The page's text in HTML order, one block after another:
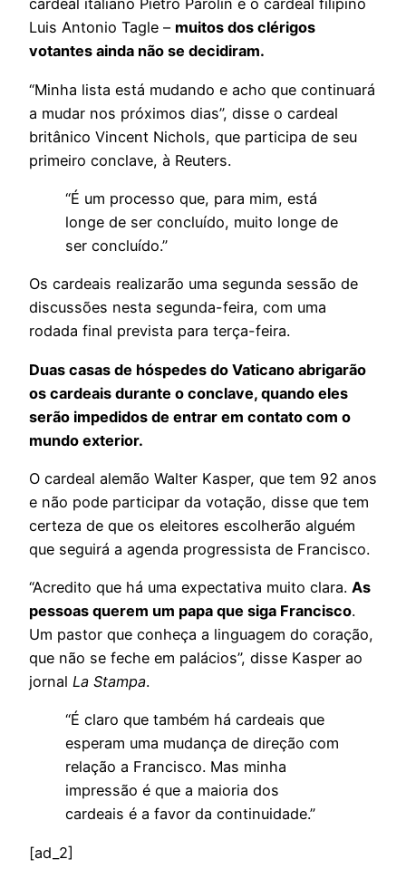
cardeal italiano Pietro Parolin e o cardeal filipino
Luis Antonio Tagle – muitos dos clérigos
votantes ainda não se decidiram.
“Minha lista está mudando e acho que continuará
a mudar nos próximos dias”, disse o cardeal
britânico Vincent Nichols, que participa de seu
primeiro conclave, à Reuters.
“É um processo que, para mim, está
longe de ser concluído, muito longe de
ser concluído.”
Os cardeais realizarão uma segunda sessão de
discussões nesta segunda-feira, com uma
rodada final prevista para terça-feira.
Duas casas de hóspedes do Vaticano abrigarão
os cardeais durante o conclave, quando eles
serão impedidos de entrar em contato com o
mundo exterior.
O cardeal alemão Walter Kasper, que tem 92 anos
e não pode participar da votação, disse que tem
certeza de que os eleitores escolherão alguém
que seguirá a agenda progressista de Francisco.
“Acredito que há uma expectativa muito clara. As
pessoas querem um papa que siga Francisco.
Um pastor que conheça a linguagem do coração,
que não se feche em palácios”, disse Kasper ao
jornal La Stampa.
“É claro que também há cardeais que
esperam uma mudança de direção com
relação a Francisco. Mas minha
impressão é que a maioria dos
cardeais é a favor da continuidade.”
[ad_2]